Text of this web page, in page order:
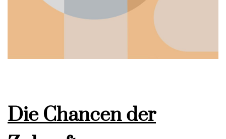
Die Chancen der